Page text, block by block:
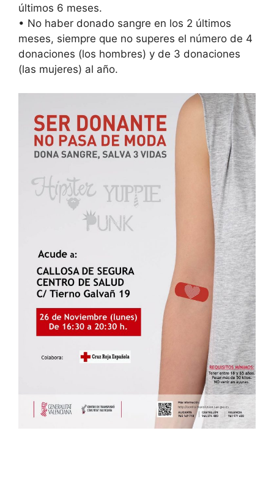
últimos 6 meses.
• No haber donado sangre en los 2 últimos
meses, siempre que no superes el número de 4
donaciones (los hombres) y de 3 donaciones
(las mujeres) al año.